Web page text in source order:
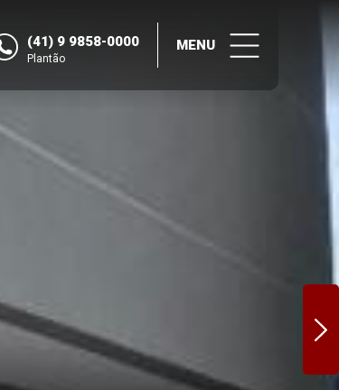
(41) 9 9858-0000
Plantão
MENU